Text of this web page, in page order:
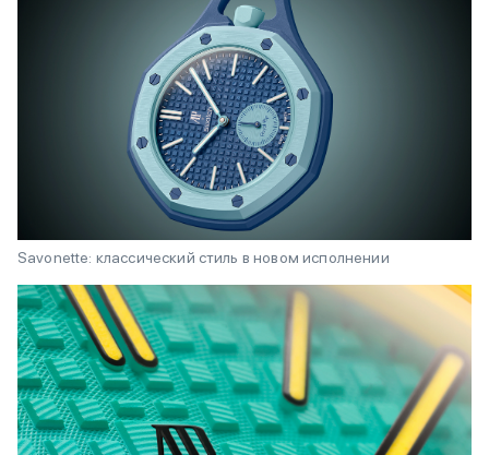
Savonette: классический стиль в новом исполнении